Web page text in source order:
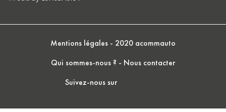
Mentions légales - 2020 acommauto
Qui sommes-nous ? - Nous contacter
Suivez-nous sur